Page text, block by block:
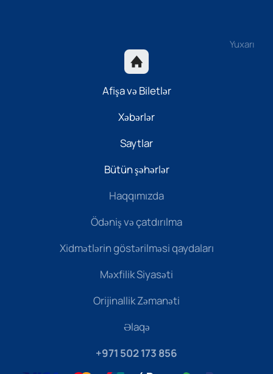
Yuxarı
Afişa və Biletlər
Xəbərlər
Saytlar
Bütün şəhərlər
Haqqımızda
Ödəniş və çatdırılma
Xidmətlərin göstərilməsi qaydaları
Məxfilik Siyasəti
Orijinallik Zəmanəti
Əlaqə
+971 502 173 856